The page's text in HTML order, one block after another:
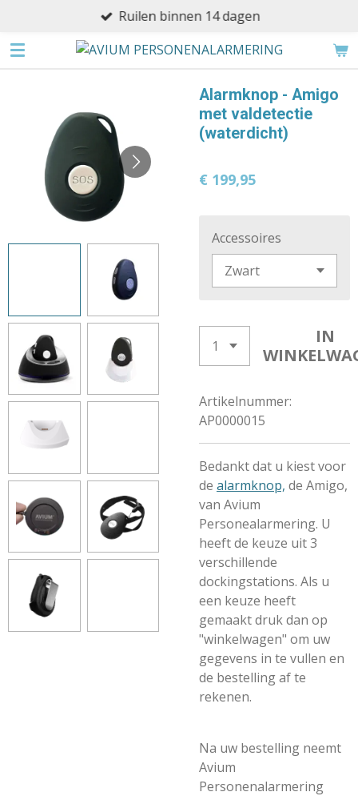
naar
Ruilen binnen 14 dagen
Alarmknop - Amigo
met valdetectie
(waterdicht)
€ 199,95
Accessoires
IN
Artikelnummer:
AP0000015
Bedankt dat u kiest voor
de alarmknop, de Amigo,
van Avium
Personealarmering. U
heeft de keuze uit 3
verschillende
dockingstations. Als u
een keuze heeft
gemaakt druk dan op
"winkelwagen" om uw
gegevens in te vullen en
de bestelling af te
rekenen.
Na uw bestelling neemt
Avium
Personenalarmering